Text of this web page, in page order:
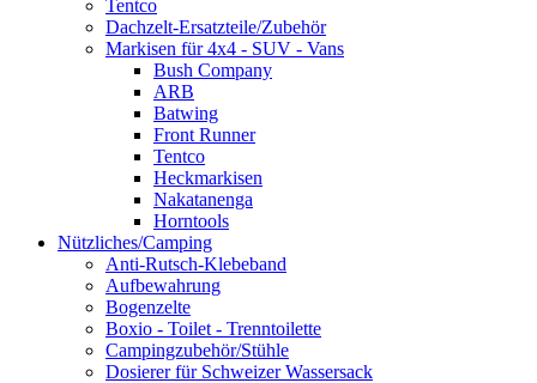
Tentco
Dachzelt-Ersatzteile/Zubehör
Markisen für 4x4 - SUV - Vans
Bush Company
ARB
Batwing
Front Runner
Tentco
Heckmarkisen
Nakatanenga
Horntools
Nützliches/Camping
Anti-Rutsch-Klebeband
Aufbewahrung
Bogenzelte
Boxio - Toilet - Trenntoilette
Campingzubehör/Stühle
Dosierer für Schweizer Wassersack